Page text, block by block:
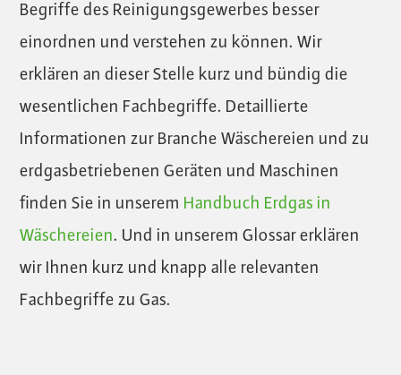
Begriffe des Reinigungsgewerbes besser
einordnen und verstehen zu können. Wir
erklären an dieser Stelle kurz und bündig die
wesentlichen Fachbegriffe. Detaillierte
Informationen zur Branche Wäschereien und zu
erdgasbetriebenen Geräten und Maschinen
finden Sie in unserem Handbuch Erdgas in
Wäschereien. Und in unserem Glossar erklären
wir Ihnen kurz und knapp alle relevanten
Fachbegriffe zu Gas.